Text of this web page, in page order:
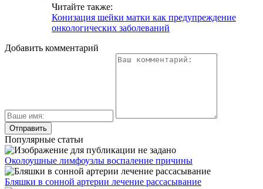
Читайте также:
Конизация шейки матки как предупреждение
онкологических заболеваний
Добавить комментарий
Популярные статьи
Околоушные лимфоузлы воспаление причины
Бляшки в сонной артерии лечение рассасывание